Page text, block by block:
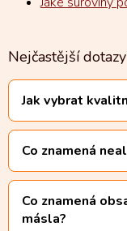
Nejčastější
Jak vybrat
Co znamená
Co znamená
másla?